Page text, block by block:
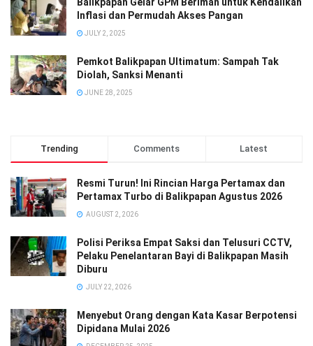
Inflasi dan Permudah Akses Pangan
JULY 2, 2025
Pemkot Balikpapan Ultimatum: Sampah Tak
Diolah, Sanksi Menanti
JUNE 28, 2025
Trending Comments Latest
Resmi Turun! Ini Rincian Harga Pertamax dan
Pertamax Turbo di Balikpapan Agustus 2026
AUGUST 2, 2026
Polisi Periksa Empat Saksi dan Telusuri CCTV,
Pelaku Penelantaran Bayi di Balikpapan Masih
Diburu
JULY 22, 2026
Menyebut Orang dengan Kata Kasar Berpotensi
Dipidana Mulai 2026